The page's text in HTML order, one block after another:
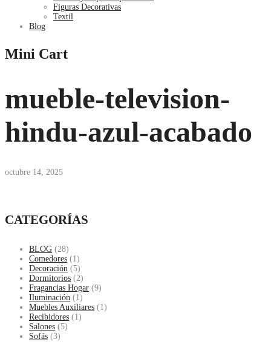
Figuras Decorativas
Textil
Blog
Mini Cart
mueble-television-
hindu-azul-acabado
octubre 14, 2025
CATEGORÍAS
BLOG (28)
Comedores (1)
Decoración (5)
Dormitorios (2)
Fragancias Hogar (9)
Iluminación (1)
Muebles Auxiliares (1)
Recibidores (1)
Salones (5)
Sofás (3)